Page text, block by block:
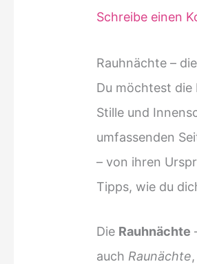
Schreibe einen
Rauhnächte –
Du möchtest die
Stille und
umfassenden
– von ihren
Tipps, wie du
Die Rauhnächte
auch Raunächte,